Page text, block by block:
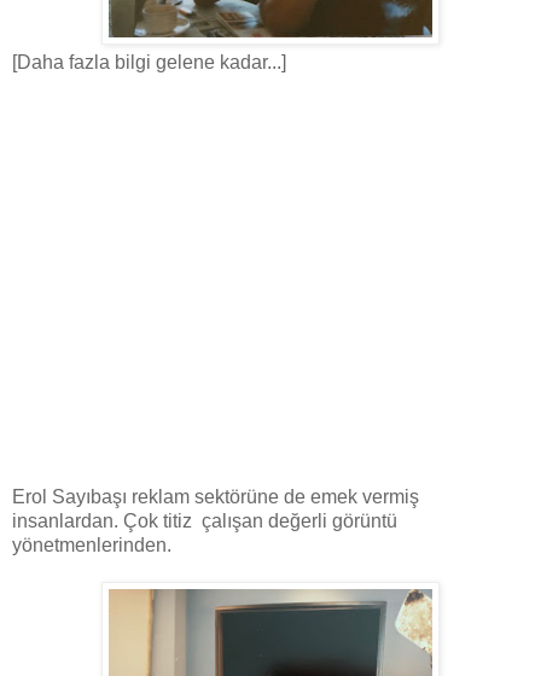
[Daha fazla bilgi gelene kadar...]
Erol Sayıbaşı reklam sektörüne de emek vermiş
insanlardan. Çok titiz çalışan değerli görüntü
yönetmenlerinden.